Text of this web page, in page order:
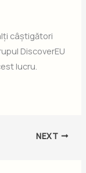
câștigători
DiscoverEU
lucru.
NEXT